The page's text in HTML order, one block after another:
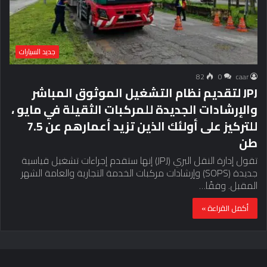
جديد السيارات
caar
0
82
JPJ لتقديم نظام التشغيل الموثوق المباشر
والإرشادات الجديدة للمركبات الثقيلة في مايو ،
للتركيز على أولئك الذين تزيد أعمارهم عن 7.5
طن
تقول إدارة النقل البري (JPJ) إنها ستقدم إجراءات تشغيل قياسية
جديدة (SOPS) وإرشادات مركبات الخدمة التجارية والعامة الشهر
المقبل. وفقًا…
أكمل القراءة »